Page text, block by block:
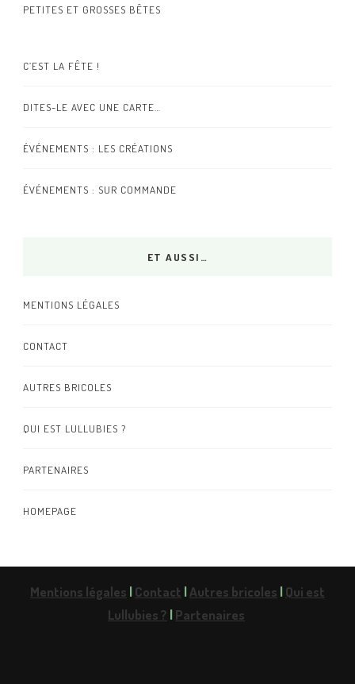
PETITES ET GROSSES BÊTES
C’EST LA FÊTE !
DITES-LE AVEC UNE CARTE…
ÉVÉNEMENTS : LES CRÉATIONS
ÉVÉNEMENTS : SUR COMMANDE
ET AUSSI…
MENTIONS LÉGALES
CONTACT
AUTRES BRICOLES
QUI EST LULLUBIES ?
PARTENAIRES
HOMEPAGE
Mentions légales |Contact |Autres bricoles |Qui est
Lullubies ? |Partenaires